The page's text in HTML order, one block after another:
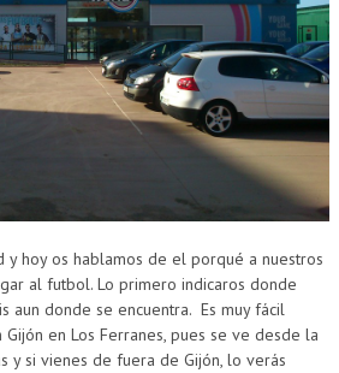
y hoy os hablamos de el porqué a nuestros
al futbol. Lo primero indicaros donde
aun donde se encuentra. Es muy fácil
en Los Ferranes, pues se ve desde la
y si vienes de fuera de Gijón, lo verás